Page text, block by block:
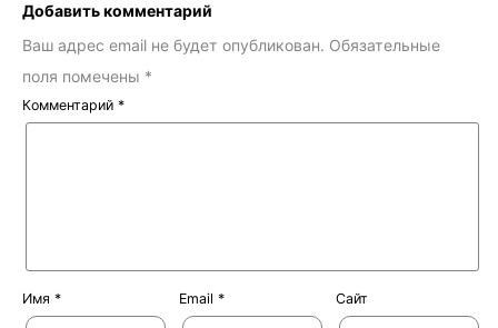
Добавить комментарий
Ваш адрес email не будет опубликован. Обязательные
поля помечены *
Комментарий *
Имя * Email * Сайт